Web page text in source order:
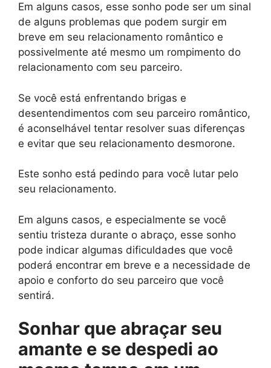
Em alguns casos, esse sonho pode ser um sinal
de alguns problemas que podem surgir em
breve em seu relacionamento romântico e
possivelmente até mesmo um rompimento do
relacionamento com seu parceiro.
Se você está enfrentando brigas e
desentendimentos com seu parceiro romântico,
é aconselhável tentar resolver suas diferenças
e evitar que seu relacionamento desmorone.
Este sonho está pedindo para você lutar pelo
seu relacionamento.
Em alguns casos, e especialmente se você
sentiu tristeza durante o abraço, esse sonho
pode indicar algumas dificuldades que você
poderá encontrar em breve e a necessidade de
apoio e conforto do seu parceiro que você
sentirá.
Sonhar que abraçar seu
amante e se despedi ao